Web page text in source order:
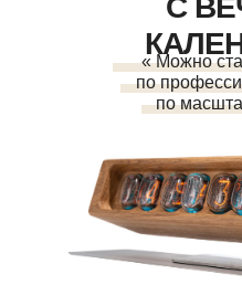
С
« Можно
по
по